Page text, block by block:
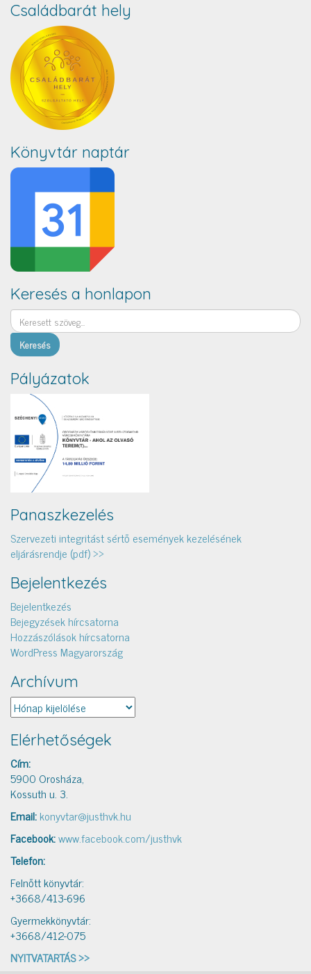
Családbarát hely
Könyvtár naptár
Keresés a honlapon
Keresés
Pályázatok
Panaszkezelés
Szervezeti integritást sértő események kezelésének
eljárásrendje (pdf) >>
Bejelentkezés
Bejelentkezés
Bejegyzések hírcsatorna
Hozzászólások hírcsatorna
WordPress Magyarország
Archívum
Archívum
Elérhetőségek
Cím:
5900 Orosháza,
Kossuth u. 3.
Email:konyvtar@justhvk.hu
Facebook:www.facebook.com/justhvk
Telefon:
Felnőtt könyvtár:
+3668/413-696
Gyermekkönyvtár:
+3668/412-075
NYITVATARTÁS >>